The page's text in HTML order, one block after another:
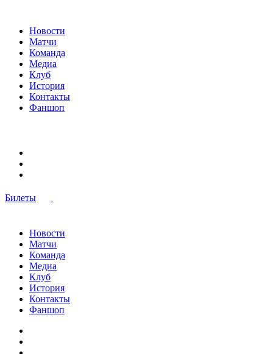
Новости
Матчи
Команда
Медиа
Клуб
История
Контакты
Фаншоп
Билеты
Новости
Матчи
Команда
Медиа
Клуб
История
Контакты
Фаншоп